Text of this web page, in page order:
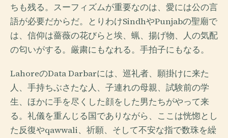
ちも残る。スーフィズムが重要なのは、愛には公の言
語が必要だからだ。とりわけSindhやPunjabの聖廟で
は、信仰は薔薇の花びらと埃、蝋、揚げ物、人の気配
の匂いがする。厳粛にもなれる。手拍子にもなる。
LahoreのData Darbarには、巡礼者、願掛けに来た
人、手持ちぶさたな人、子連れの母親、試験前の学
生、ほかに手を尽くした顔をした男たちがやって来
る。礼儀を重んじる国でありながら、ここは恍惚とし
た反復やqawwali、祈願、そして不安な指で数珠を繰